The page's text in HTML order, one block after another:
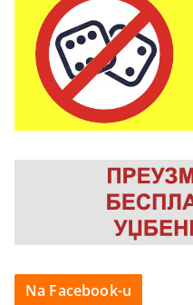
Na Facebook-u